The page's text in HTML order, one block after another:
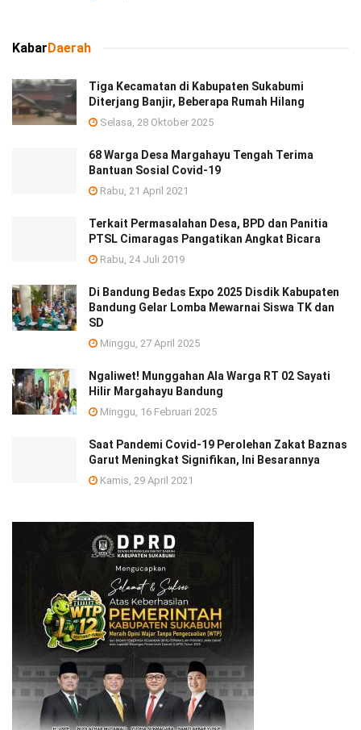
Kabar Daerah
Tiga Kecamatan di Kabupaten Sukabumi
Diterjang Banjir, Beberapa Rumah Hilang
Selasa, 28 Oktober 2025
68 Warga Desa Margahayu Tengah Terima
Bantuan Sosial Covid-19
Rabu, 21 April 2021
Terkait Permasalahan Desa, BPD dan Panitia
PTSL Cimaragas Pangatikan Angkat Bicara
Rabu, 24 Juli 2019
Di Bandung Bedas Expo 2025 Disdik Kabupaten
Bandung Gelar Lomba Mewarnai Siswa TK dan
SD
Minggu, 27 April 2025
Ngaliwet! Munggahan Ala Warga RT 02 Sayati
Hilir Margahayu Bandung
Minggu, 16 Februari 2025
Saat Pandemi Covid-19 Perolehan Zakat Baznas
Garut Meningkat Signifikan, Ini Besarannya
Kamis, 29 April 2021